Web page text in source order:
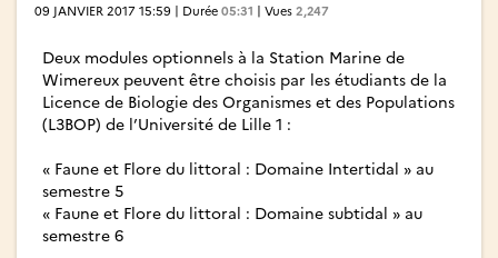
09 JANVIER 2017 15:59 | Durée 05:31 | Vues 2,247
Deux modules optionnels à la Station Marine de
Wimereux peuvent être choisis par les étudiants de la
Licence de Biologie des Organismes et des Populations
(L3BOP) de l’Université de Lille 1 :
« Faune et Flore du littoral : Domaine Intertidal » au
semestre 5
« Faune et Flore du littoral : Domaine subtidal » au
semestre 6